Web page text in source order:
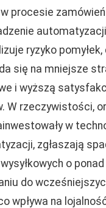
w procesie zamówień
automatyzacji
ryzyko pomyłek,
się na mniejsze
i wyższą
W rzeczywistości,
w
zgłaszają
o
do
wpływa na